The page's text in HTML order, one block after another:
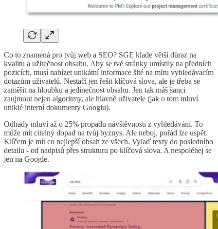
Co to znamená pro tvůj web a SEO? SGE klade větší důraz na
kvalitu a užitečnost obsahu. Aby se tvé stránky umístily na předních
pozicích, musí nabízet unikátní informace šité na míru vyhledávacím
dotazům uživatelů. Nestačí jen řešit klíčová slova, ale je třeba se
zaměřit na hloubku a jedinečnost obsahu. Jen tak máš šanci
zaujmout nejen algoritmy, ale hlavně uživatele (jak o tom mluví
uniklé interní dokumenty Googlu).
Odhady mluví až o 25% propadu návštěvnosti z vyhledávání. To
může mít citelný dopad na tvůj byznys. Ale neboj, pořád lze uspět.
Klíčem je mít co nejlepší obsah ze všech. Vylaď texty do posledního
detailu - od nadpisů přes strukturu po klíčová slova. A nespoléhej se
jen na Google.